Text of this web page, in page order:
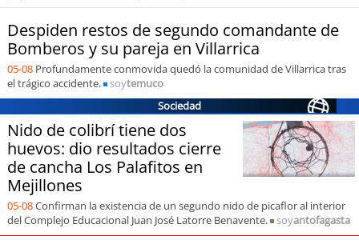
Despiden restos de segundo comandante de
Bomberos y su pareja en Villarrica
05-08 Profundamente conmovida quedó la comunidad de Villarrica tras
el trágico accidente.
soytemuco
Sociedad
Nido de colibrí tiene dos
huevos: dio resultados cierre
de cancha Los Palafitos en
Mejillones
05-08Confirman la existencia de un segundo nido de picaflor al interior
del Complejo Educacional Juan José Latorre Benavente.
soyantofagasta